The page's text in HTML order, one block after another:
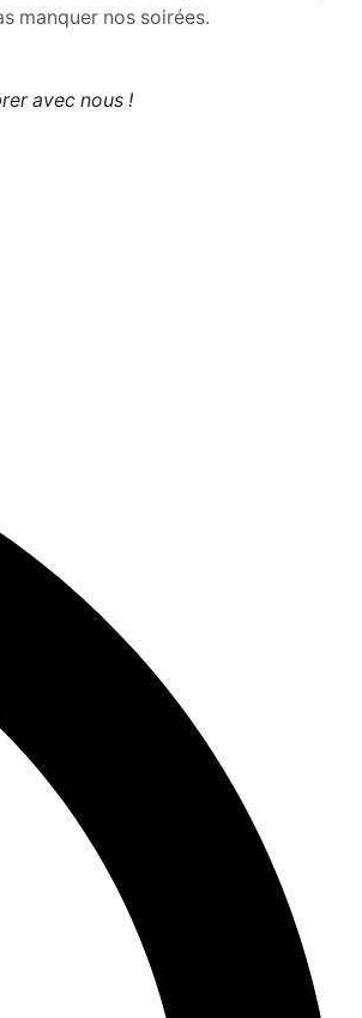
manquer nos soirées.
avec nous !